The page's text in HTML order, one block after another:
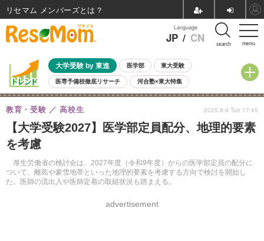
menu
Language
JP / CN search
大学受験 by 東進 医学部 東大受験
医専予備校徹底リサーチ 河合塾×東大特集
親子で考える大学選び 高校受験 中学受験 小学校受験
共通テスト 夏休み
8月開催イベント・WS 全国公立高校 過去問 人気記事
自由研究教材（小学生向け）
【大学受験2027】医学部定員配分、地理的要素
を考慮
厚生労働省の検討会は、2027年度（令和9年度）からの医学部定員の配分に
ついて、離島や豪雪地帯といった地理的要素を考慮する方向で検討を開始し
た。医師の流出入や医師定着の取組状況も踏まえる。
教育・受験 高校生
advertisement
2025.9.9 Tue 17:45
リセマム メンバーズ